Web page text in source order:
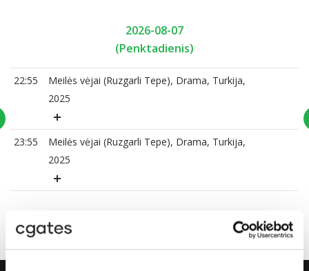
2026-08-07
(Penktadienis)
22:55
Meilės vėjai (Ruzgarli Tepe), Drama, Turkija,
2025
23:55
Meilės vėjai (Ruzgarli Tepe), Drama, Turkija,
2025